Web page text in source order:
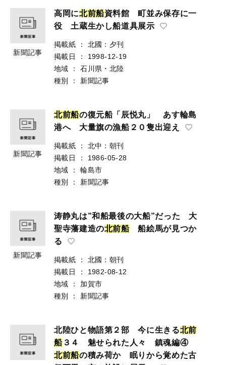
新聞記事
高岡に北前船資料館 町並み保存に一
役 土蔵生かし船道具展示
掲載紙 ：
北國：夕刊
掲載日
：
1998-12-19
地域
：
石川県・北陸
種別
： 新聞記事
新聞記事
北前船の復元船「辰悦丸」 あす輪島
港へ 大量旗の漁船２０隻出迎え
掲載紙 ：
北中：朝刊
掲載日
：
1986-05-28
地域
：
輪島市
種別
： 新聞記事
新聞記事
涛静丸は”和船最後の大船”だった 大
聖寺藩建造の北前船船絵馬が見つか
る
掲載紙 ：
北國：朝刊
掲載日
：
1982-08-12
地域
：
加賀市
種別
： 新聞記事
北陸ひと物語第２部 今に生きる北前
船３４ 魅せられた人々 鎮魂編④
北前船の積み荷か 眠りから覚めた古